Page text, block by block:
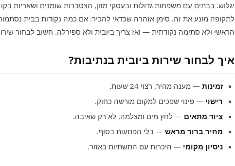
יגלוש. בבתים עם משפחות גדולות ובעסקי מזון, הצטברות שומנים ושאריות
לתקופה מונע את זה. סימן אזהרה שכדאי להכיר: אם כמה נקודות בבית
הראשי ולא סתימה נקודתית — ואז צריך ביובית ולא ספירלה. חשוב לבחור
איך לבחור שירות ביובית בנתיבות?
זמינות — מענה מהיר, רצוי 24 שעות.
רישוי — פינוי שפכים למקום מורשה כחוק.
ציוד מתאים — לחץ מים ומצלמה, לא רק שאיבה.
מחיר ברור מראש — בלי הפתעות בסוף.
ניסיון מקומי — היכרות עם התשתיות באזור.